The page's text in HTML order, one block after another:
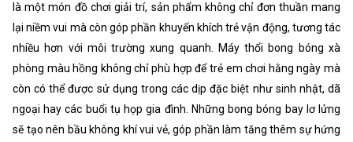
là một món đồ chơi giải trí, sản phẩm không chỉ đơn thuần mang
lại niềm vui mà còn góp phần khuyến khích trẻ vận động, tương tác
nhiều hơn với môi trường xung quanh. Máy thổi bong bóng xà
phòng màu hồng không chỉ phù hợp để trẻ em chơi hằng ngày mà
còn có thể được sử dụng trong các dịp đặc biệt như sinh nhật, dã
ngoại hay các buổi tụ họp gia đình. Những bong bóng bay lơ lửng
sẽ tạo nên bầu không khí vui vẻ, góp phần làm tăng thêm sự hứng